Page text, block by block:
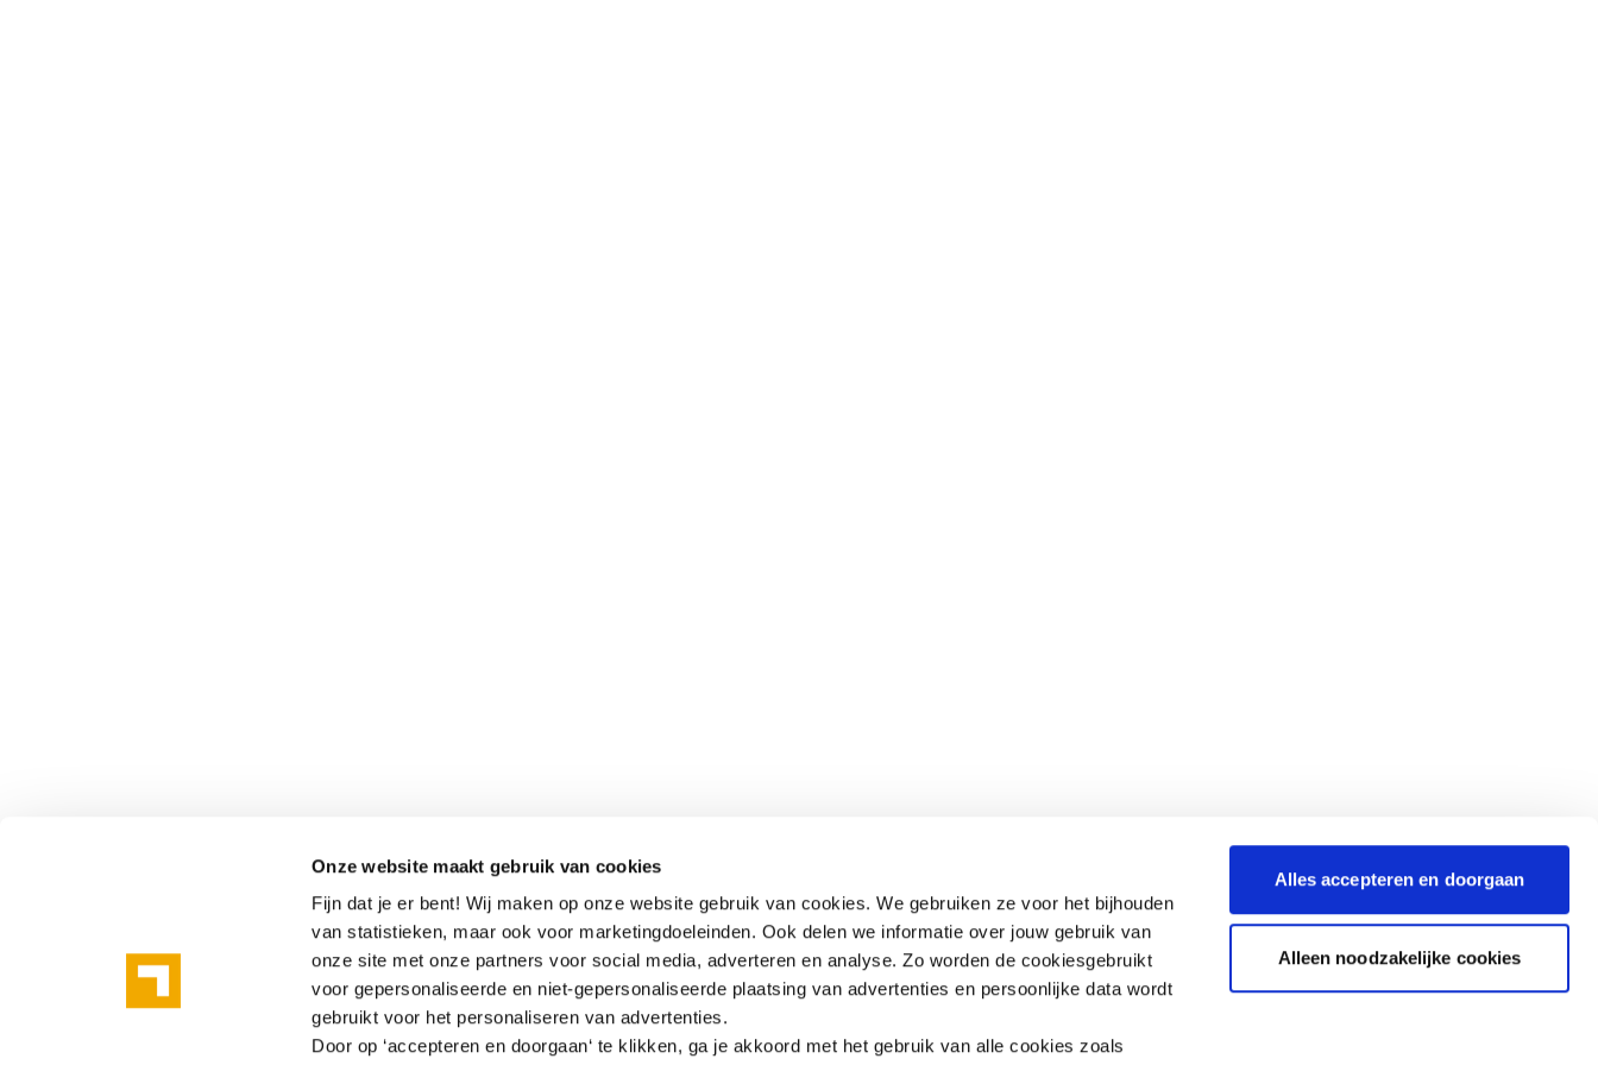
Onze website maakt gebruik van cookies
Fijn dat je er bent! Wij maken op onze website gebruik van cookies. We gebruiken ze voor het bijhouden
van statistieken, maar ook voor marketingdoeleinden. Ook delen we informatie over jouw gebruik van
onze site met onze partners voor social media, adverteren en analyse. Zo worden de cookiesgebruikt
voor gepersonaliseerde en niet-gepersonaliseerde plaatsing van advertenties en persoonlijke data wordt
gebruikt voor het personaliseren van advertenties.
Door op ‘accepteren en doorgaan‘ te klikken, ga je akkoord met het gebruik van alle cookies zoals
Alles accepteren en doorgaan
Alleen noodzakelijke cookies